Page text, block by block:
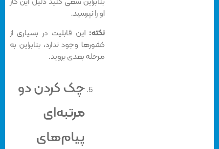
او را نپرسید.
نکته:این قابلیت در بسیاری از
کشورها وجود ندارد، بنابراین به
مرحله بعدی بروید.
چک کردن دو
مرتبه‌ای
پیام‌های